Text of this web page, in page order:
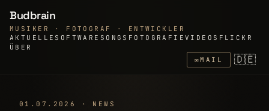
Budbrain
MUSIKER · FOTOGRAF · ENTWICKLER
AKTUELLE SOFTWARE SONGS FOTOGRAFIEVIDEOS FLICKR
ÜBER
✉MAIL 🇩🇪
01.07.2026 · NEWS